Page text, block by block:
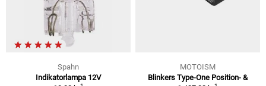
Spahn
Indikatorlampa 12V
MOTOISM
Blinkers Type-One Position- &